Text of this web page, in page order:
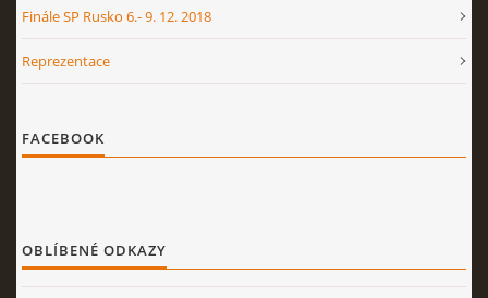
Finále SP Rusko 6.- 9. 12. 2018
Reprezentace
FACEBOOK
OBLÍBENÉ ODKAZY